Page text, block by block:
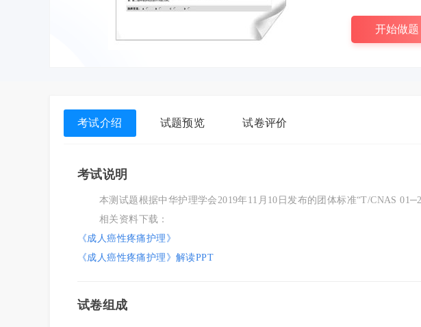
开始做题
考试介绍 试题预览 试卷评价
考试说明
本测试题根据中华护理学会2019年11月10日发布的团体标准“T/CNAS
相关资料下载：
《成人癌性疼痛护理 》
《成人癌性疼痛护理 》解读PPT
试卷组成